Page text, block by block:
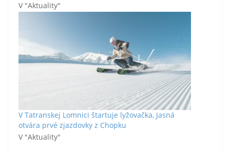
V "Aktuality"
V Tatranskej Lomnici štartuje lyžovačka, Jasná
otvára prvé zjazdovky z Chopku
V "Aktuality"